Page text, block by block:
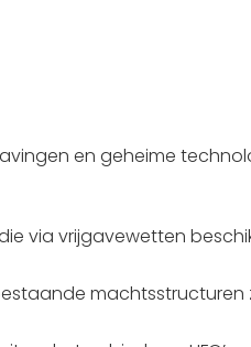
en geheime
via vrijgavewetten